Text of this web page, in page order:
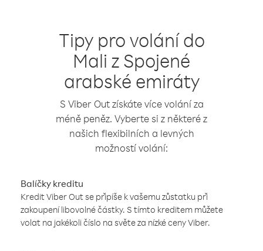
Tipy pro volání do
Mali z Spojené
arabské emiráty
S Viber Out získáte více volání za
méně peněz. Vyberte si z některé z
našich flexibilních a levných
možností volání:
Balíčky kreditu
Kredit Viber Out se připíše k vašemu zůstatku při
zakoupení libovolné částky. S tímto kreditem můžete
volat na jakékoli číslo na světe za nízké ceny Viber.